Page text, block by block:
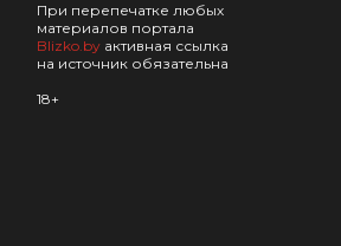
При перепечатке любых
материалов портала
Blizko.by активная ссылка
на источник обязательна
18+